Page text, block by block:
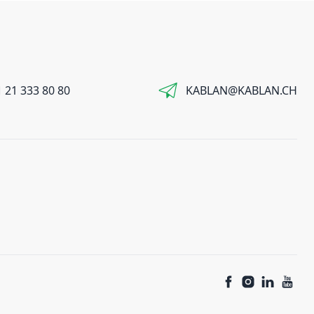
21 333 80 80 KABLAN@KABLAN.CH